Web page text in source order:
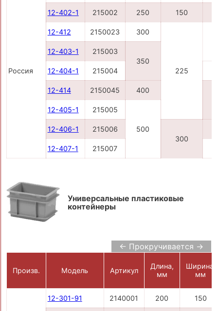
Россия
12-402-1 215002 250 150
12-412 2150023 300
225
12-403-1
215003
350
12-404-1
215004
12-414 2150045
400
12-405-1
215005
500
12-406-1
215006
300
12-407-1 215007
Универсальные пластиковые
контейнеры
← Прокручивается →
Произв. Модель Артикул
Длина,
мм
Ширина,
мм
12-301-91 2140001 200 150